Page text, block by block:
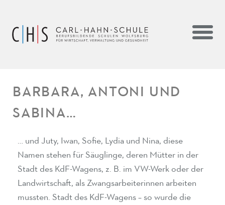
BARBARA, ANTONI UND
SABINA…
… und Juty, Iwan, Sofie, Lydia und Nina, diese
Namen stehen für Säuglinge, deren Mütter in der
Stadt des KdF-Wagens, z. B. im VW-Werk oder der
Landwirtschaft, als Zwangsarbeiterinnen arbeiten
mussten. Stadt des KdF-Wagens – so wurde die